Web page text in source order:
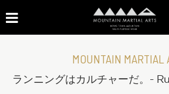
MOUNTAIN MARTIAL
ランニングはカルチャーだ。-